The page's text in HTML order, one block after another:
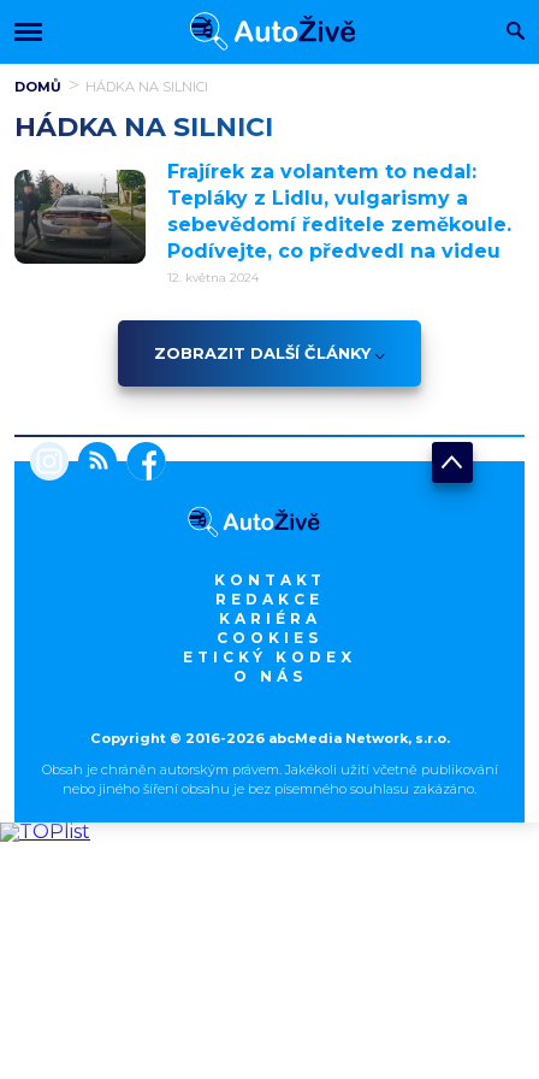
DOMŮ HÁDKA NA SILNICI
HÁDKA NA SILNICI
Frajírek za volantem to nedal:
Tepláky z Lidlu, vulgarismy a
sebevědomí ředitele zeměkoule.
Podívejte, co předvedl na videu
12. května 2024
ZOBRAZIT DALŠÍ ČLÁNKY
KONTAKT
REDAKCE
KARIÉRA
COOKIES
ETICKÝ KODEX
O NÁS
Copyright © 2016-2026 abcMedia Network, s.r.o.
Obsah je chráněn autorským právem. Jakékoli užití včetně publikování
nebo jiného šíření obsahu je bez písemného souhlasu zakázáno.